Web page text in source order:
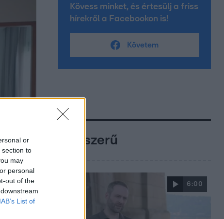
or
section to
may
personal
out of the
IAB’s List of
Kövess minket, és értesülj a friss
hírekről a Facebookon is!
Követem
Népszerű
6:00